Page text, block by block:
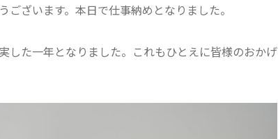
ざいます。本日で仕事納めとなりました。
した一年となりました。これもひとえに皆様のおかげ